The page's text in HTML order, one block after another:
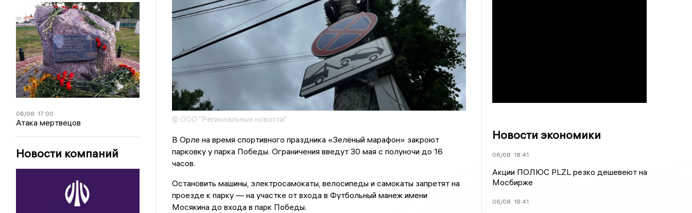
06/08 17:00
Атака мертвецов
Новости компаний
© ООО "Региональные новости"
В Орле на время спортивного праздника «Зелёный марафон» закроют
парковку у парка Победы. Ограничения введут 30 мая с полуночи до 16
часов.
Остановить машины, электросамокаты, велосипеды и самокаты запретят на
проезде к парку — на участке от входа в Футбольный манеж имени
Мосякина до входа в парк Победы.
Новости экономики
06/08 18:41
Акции ПОЛЮС PLZL резко дешевеют на
Мосбирже
06/08 18:41